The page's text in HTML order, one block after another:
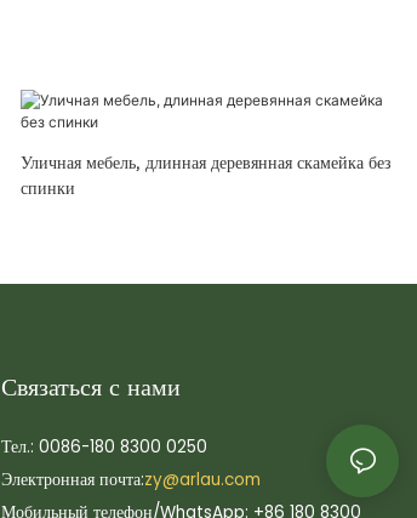
Уличная мебель, длинная деревянная скамейка без
спинки
Связаться с нами
Тел.: 0086-180 8300 0250
Электронная почта:zy@arlau.com
Мобильный телефон/WhatsApp: +86 180 8300